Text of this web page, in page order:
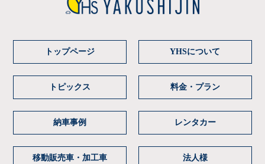
トップページ YHSについて
トピックス 料金・プラン
納車事例 レンタカー
移動販売車・加工車 法人様